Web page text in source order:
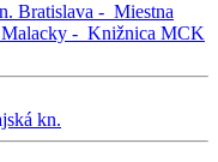
Bratislava - Miestna
Malacky - Knižnica MCK
kn.